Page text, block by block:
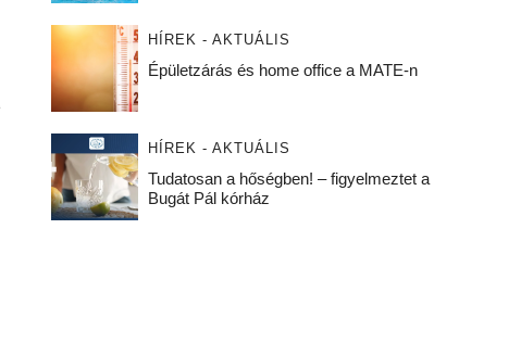
HÍREK - AKTUÁLIS
Épületzárás és home office a MATE-n
HÍREK - AKTUÁLIS
Tudatosan a hőségben! – figyelmeztet a
Bugát Pál kórház